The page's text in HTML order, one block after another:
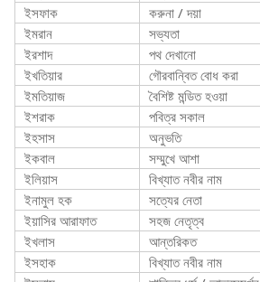
ইসফাক
করুনা / দয়া
ইমরান
সভ্যতা
ইরশাদ
পথ দেখানো
ইখতিয়ার
গৌরবান্বিত বোধ করা
ইমতিয়াজ
বৈশিষ্ট মন্ডিত হওয়া
ইশরাক
পবিত্র সকাল
ইহসাস
অনুভতি
ইকবাল
সম্মুখে আশা
ইলিয়াস
বিখ্যাত নবীর নাম
ইনামুল হক
সত্যের নেতা
ইয়াসির আরাফাত
সহজ নেতৃত্ব
ইখলাস
আন্তরিকত
ইসহাক
বিখ্যাত নবীর নাম